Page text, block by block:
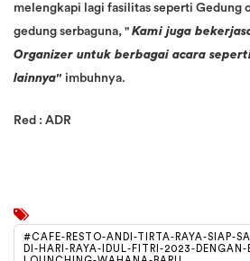
melengkapi lagi fasilitas seperti Gedung
gedung serbaguna, " Kami juga
Organizer untuk berbagai acara
lainnya'' imbuhnya.
Red : ADR
#CAFE-RESTO-ANDI-TIRTA-RAYA-SIAP-
DI-HARI-RAYA-IDUL-FITRI-2023-DENGAN-